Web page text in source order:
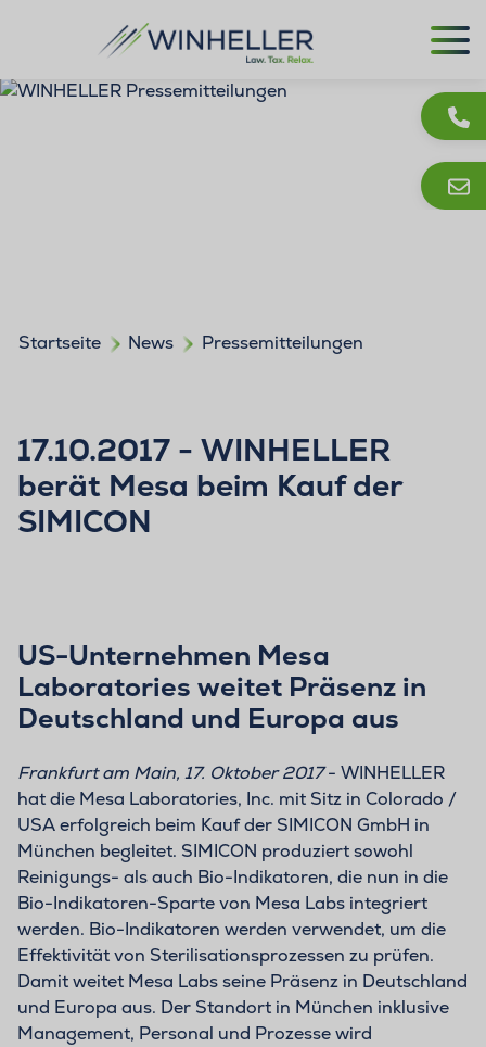
Startseite News Pressemitteilungen
17.10.2017 - WINHELLER
berät Mesa beim Kauf der
SIMICON
US-Unternehmen Mesa
Laboratories weitet Präsenz in
Deutschland und Europa aus
Frankfurt am Main, 17. Oktober 2017- WINHELLER
hat die Mesa Laboratories, Inc. mit Sitz in Colorado /
USA erfolgreich beim Kauf der SIMICON GmbH in
München begleitet. SIMICON produziert sowohl
Reinigungs- als auch Bio-Indikatoren, die nun in die
Bio-Indikatoren-Sparte von Mesa Labs integriert
werden. Bio-Indikatoren werden verwendet, um die
Effektivität von Sterilisationsprozessen zu prüfen.
Damit weitet Mesa Labs seine Präsenz in Deutschland
und Europa aus. Der Standort in München inklusive
Management, Personal und Prozesse wird